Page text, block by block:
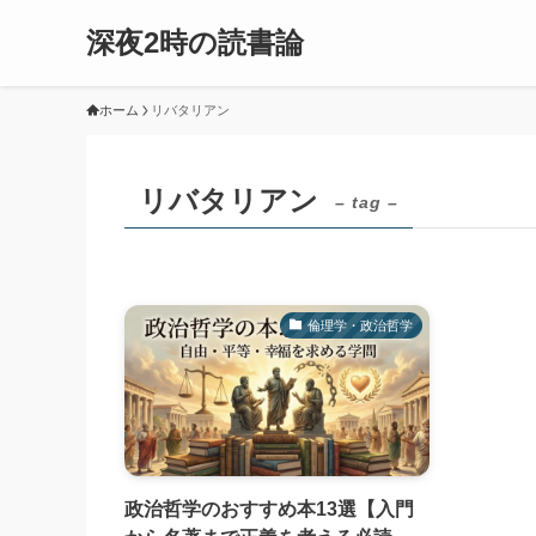
深夜2時の読書論
ホーム リバタリアン
リバタリアン – tag –
倫理学・政治哲学
政治哲学のおすすめ本13選【入門